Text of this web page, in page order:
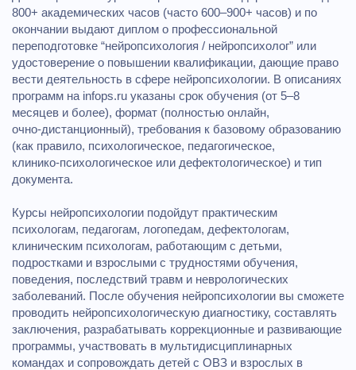
800+ академических часов (часто 600–900+ часов) и по
окончании выдают диплом о профессиональной
переподготовке “нейропсихология / нейропсихолог” или
удостоверение о повышении квалификации, дающие право
вести деятельность в сфере нейропсихологии. В описаниях
программ на infops.ru указаны срок обучения (от 5–8
месяцев и более), формат (полностью онлайн,
очно‑дистанционный), требования к базовому образованию
(как правило, психологическое, педагогическое,
клинико‑психологическое или дефектологическое) и тип
документа.
Курсы нейропсихологии подойдут практическим
психологам, педагогам, логопедам, дефектологам,
клиническим психологам, работающим с детьми,
подростками и взрослыми с трудностями обучения,
поведения, последствий травм и неврологических
заболеваний. После обучения нейропсихологии вы сможете
проводить нейропсихологическую диагностику, составлять
заключения, разрабатывать коррекционные и развивающие
программы, участвовать в мультидисциплинарных
командах и сопровождать детей с ОВЗ и взрослых в